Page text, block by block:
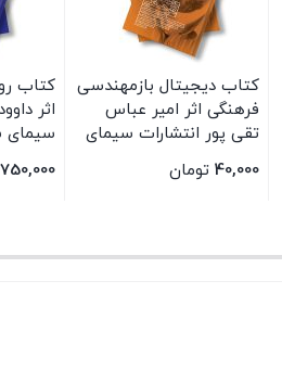
کتاب دیجیتال بازمهندسی
فرهنگی اثر امیر عباس
تقی پور انتشارات سیمای
40,000 تومان
کتاب
اثر
سیمای
750,000